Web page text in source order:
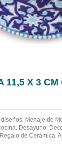
11,5 X 3
Menaje de
Desayuno.
de Cerámica.